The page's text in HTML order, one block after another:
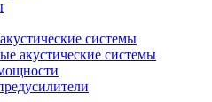
системы
акустические системы